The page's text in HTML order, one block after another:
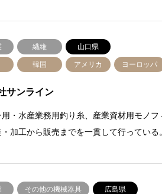
繊維 山口県
韓国 アメリカ ヨーロッパ
サンライン
用・水産業務用釣り糸、産業資材用モノフ
加工から販売までを一貫して行っている
その他の機械器具 広島県